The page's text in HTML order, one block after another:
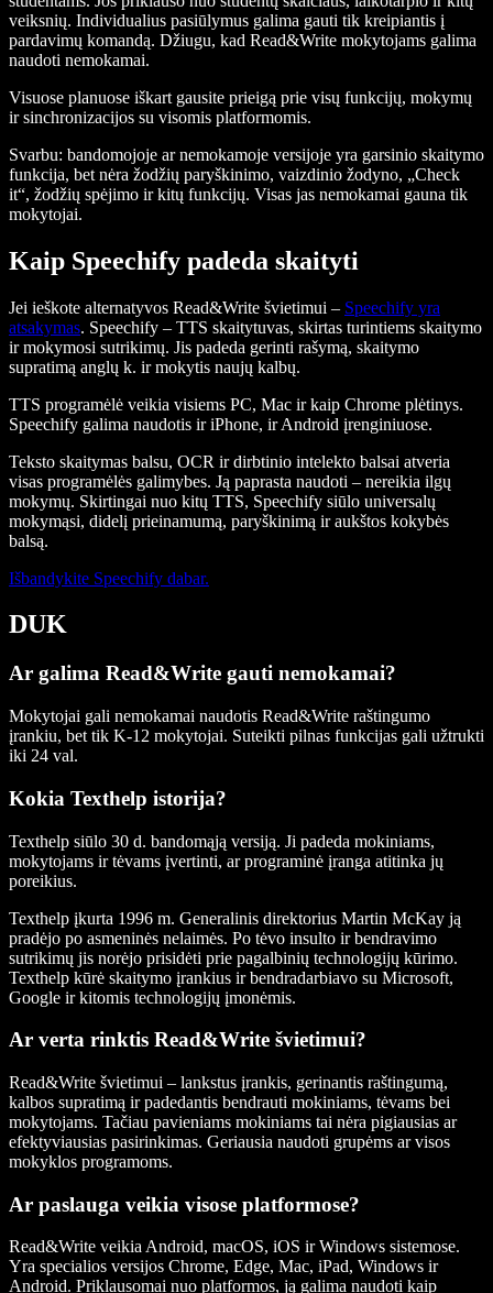
veiksnių. Individualius pasiūlymus galima gauti tik kreipiantis į
pardavimų komandą. Džiugu, kad Read&Write mokytojams galima
naudoti nemokamai.
Visuose planuose iškart gausite prieigą prie visų funkcijų, mokymų
ir sinchronizacijos su visomis platformomis.
Svarbu: bandomojoje ar nemokamoje versijoje yra garsinio skaitymo
funkcija, bet nėra žodžių paryškinimo, vaizdinio žodyno, „Check
it“, žodžių spėjimo ir kitų funkcijų. Visas jas nemokamai gauna tik
mokytojai.
Kaip Speechify padeda skaityti
Jei ieškote alternatyvos Read&Write švietimui – Speechify yra
atsakymas. Speechify – TTS skaitytuvas, skirtas turintiems skaitymo
ir mokymosi sutrikimų. Jis padeda gerinti rašymą, skaitymo
supratimą anglų k. ir mokytis naujų kalbų.
TTS programėlė veikia visiems PC, Mac ir kaip Chrome plėtinys.
Speechify galima naudotis ir iPhone, ir Android įrenginiuose.
Teksto skaitymas balsu, OCR ir dirbtinio intelekto balsai atveria
visas programėlės galimybes. Ją paprasta naudoti – nereikia ilgų
mokymų. Skirtingai nuo kitų TTS, Speechify siūlo universalų
mokymąsi, didelį prieinamumą, paryškinimą ir aukštos kokybės
balsą.
Išbandykite Speechify dabar.
DUK
Ar galima Read&Write gauti nemokamai?
Mokytojai gali nemokamai naudotis Read&Write raštingumo
įrankiu, bet tik K-12 mokytojai. Suteikti pilnas funkcijas gali užtrukti
iki 24 val.
Kokia Texthelp istorija?
Texthelp siūlo 30 d. bandomąją versiją. Ji padeda mokiniams,
mokytojams ir tėvams įvertinti, ar programinė įranga atitinka jų
poreikius.
Texthelp įkurta 1996 m. Generalinis direktorius Martin McKay ją
pradėjo po asmeninės nelaimės. Po tėvo insulto ir bendravimo
sutrikimų jis norėjo prisidėti prie pagalbinių technologijų kūrimo.
Texthelp kūrė skaitymo įrankius ir bendradarbiavo su Microsoft,
Google ir kitomis technologijų įmonėmis.
Ar verta rinktis Read&Write švietimui?
Read&Write švietimui – lankstus įrankis, gerinantis raštingumą,
kalbos supratimą ir padedantis bendrauti mokiniams, tėvams bei
mokytojams. Tačiau pavieniams mokiniams tai nėra pigiausias ar
efektyviausias pasirinkimas. Geriausia naudoti grupėms ar visos
mokyklos programoms.
Ar paslauga veikia visose platformose?
Read&Write veikia Android, macOS, iOS ir Windows sistemose.
Yra specialios versijos Chrome, Edge, Mac, iPad, Windows ir
Android. Priklausomai nuo platformos, ją galima naudoti kaip